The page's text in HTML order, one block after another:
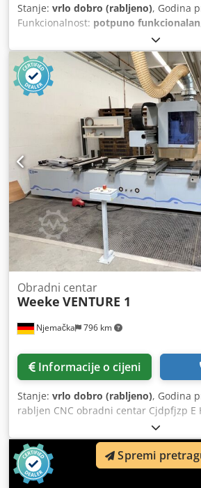
Stanje: vrlo dobro (rabljeno), Godina
Funkcionalnost: potpuno funkcionalan
6000 mm Radni prostor Y: 1400 mm
osi, snaga 16 kW Fiksirana pila
stezanje Svrdla za vertikalno bušenje:
horizontalno bušenje X: 6 Svrdla za
Y: 2 Sustav za izmjenu alata "Pick-Up"
Linearni sustav za izmjenu alata s 16
sustav za izmjenu alata s 6 pozicija
izmjenu alata s 18 pozicija Radna
za zaključavanje okvira WS10
Campus Ručna upravljačka ploča za
Vakuumska pumpa od 250 m3/h
Uključuje 2 agregata (1 Vario NC i 1 s
i usisne šalice Samo 943 radne sata
Aggjha Dostupno u veljači 2027.
Njemačka 796 km
Obradni centar
Weeke VENTURE 1
Informacije o cijeni
Stanje: vrlo dobro (rabljeno), Godina
rabljen CNC obradni centar Cjdpfjzp E
Proizvođač: Weeke Tip: Venture 1
Stroj s konzolnim stolom, 6 nosača
smjeru X, po nosaču 2 vakuumske
pumpa Busch 76 m³/h priključak za
laserski pokazivač za prikaz položaja
Spremi